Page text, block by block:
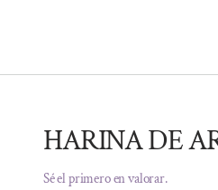
HARINA DE
Sé el primero en valorar.